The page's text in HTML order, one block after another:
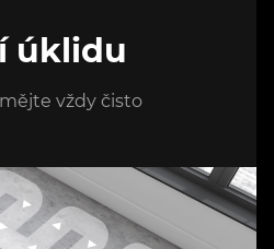
úklidu
vždy čisto